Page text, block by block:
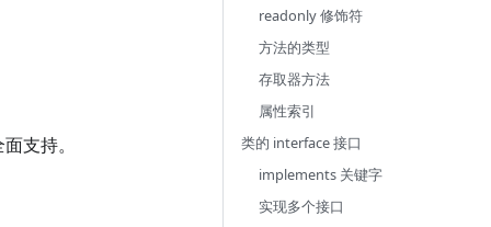
支持。
readonly 修饰符
方法的类型
存取器方法
属性索引
类的 interface 接口
implements 关键字
实现多个接口